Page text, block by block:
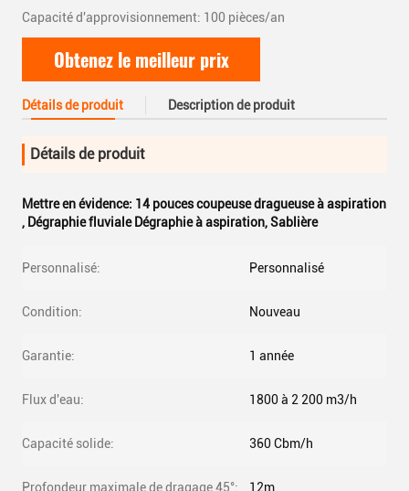
Capacité d'approvisionnement: 100 pièces/an
Obtenez le meilleur prix
Détails de produit Description de produit
Détails de produit
Mettre en évidence: 14 pouces coupeuse dragueuse à aspiration
, Dégraphie fluviale Dégraphie à aspiration,Sablière
Personnalisé: Personnalisé
Condition: Nouveau
Garantie: 1 année
Flux d'eau: 1800 à 2 200 m3/h
Capacité solide: 360 Cbm/h
Profondeur maximale de dragage 45°: 12m